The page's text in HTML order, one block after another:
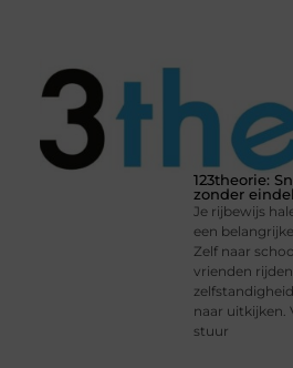
123theorie:
zonder
Je rijbewijs
een
Zelf naar
vrienden
naar uitkijken.
stuur